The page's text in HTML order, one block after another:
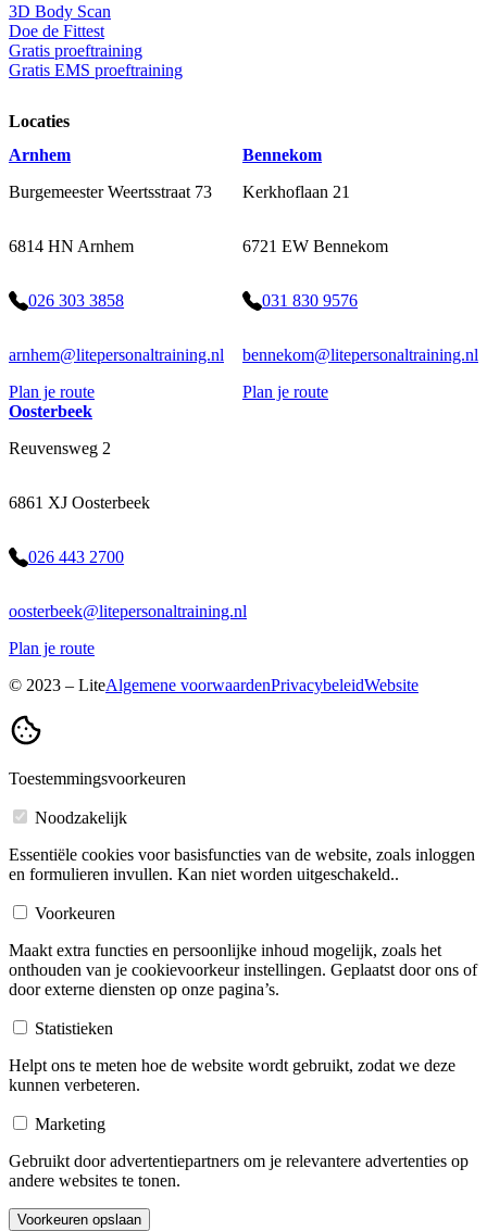
3D Body Scan
Doe de Fittest
Gratis proeftraining
Gratis EMS proeftraining
Locaties
Arnhem
Burgemeester Weertsstraat 73
6814 HN Arnhem
026 303 3858
arnhem@litepersonaltraining.nl
Plan je route
Bennekom
Kerkhoflaan 21
6721 EW Bennekom
031 830 9576
bennekom@litepersonaltraining.nl
Plan je route
Oosterbeek
Reuvensweg 2
6861 XJ Oosterbeek
026 443 2700
oosterbeek@litepersonaltraining.nl
Plan je route
© 2023 – LiteAlgemene voorwaardenPrivacybeleidWebsite
Toestemmingsvoorkeuren
Noodzakelijk
Essentiële cookies voor basisfuncties van de website, zoals inloggen
en formulieren invullen. Kan niet worden uitgeschakeld..
Voorkeuren
Maakt extra functies en persoonlijke inhoud mogelijk, zoals het
onthouden van je cookievoorkeur instellingen. Geplaatst door ons of
door externe diensten op onze pagina’s.
Statistieken
Helpt ons te meten hoe de website wordt gebruikt, zodat we deze
kunnen verbeteren.
Marketing
Gebruikt door advertentiepartners om je relevantere advertenties op
andere websites te tonen.
Voorkeuren opslaan